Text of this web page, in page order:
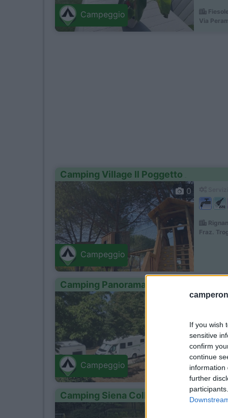
If you wish
sensitive
confirm
continue
information
further
Campeggio
Via
Camping Village Il Poggetto
Campeggio
0
Fraz.
Camping Panorama del Chianti
Campeggio
Servizi
A circa
Via
Camping Siena Colleverde